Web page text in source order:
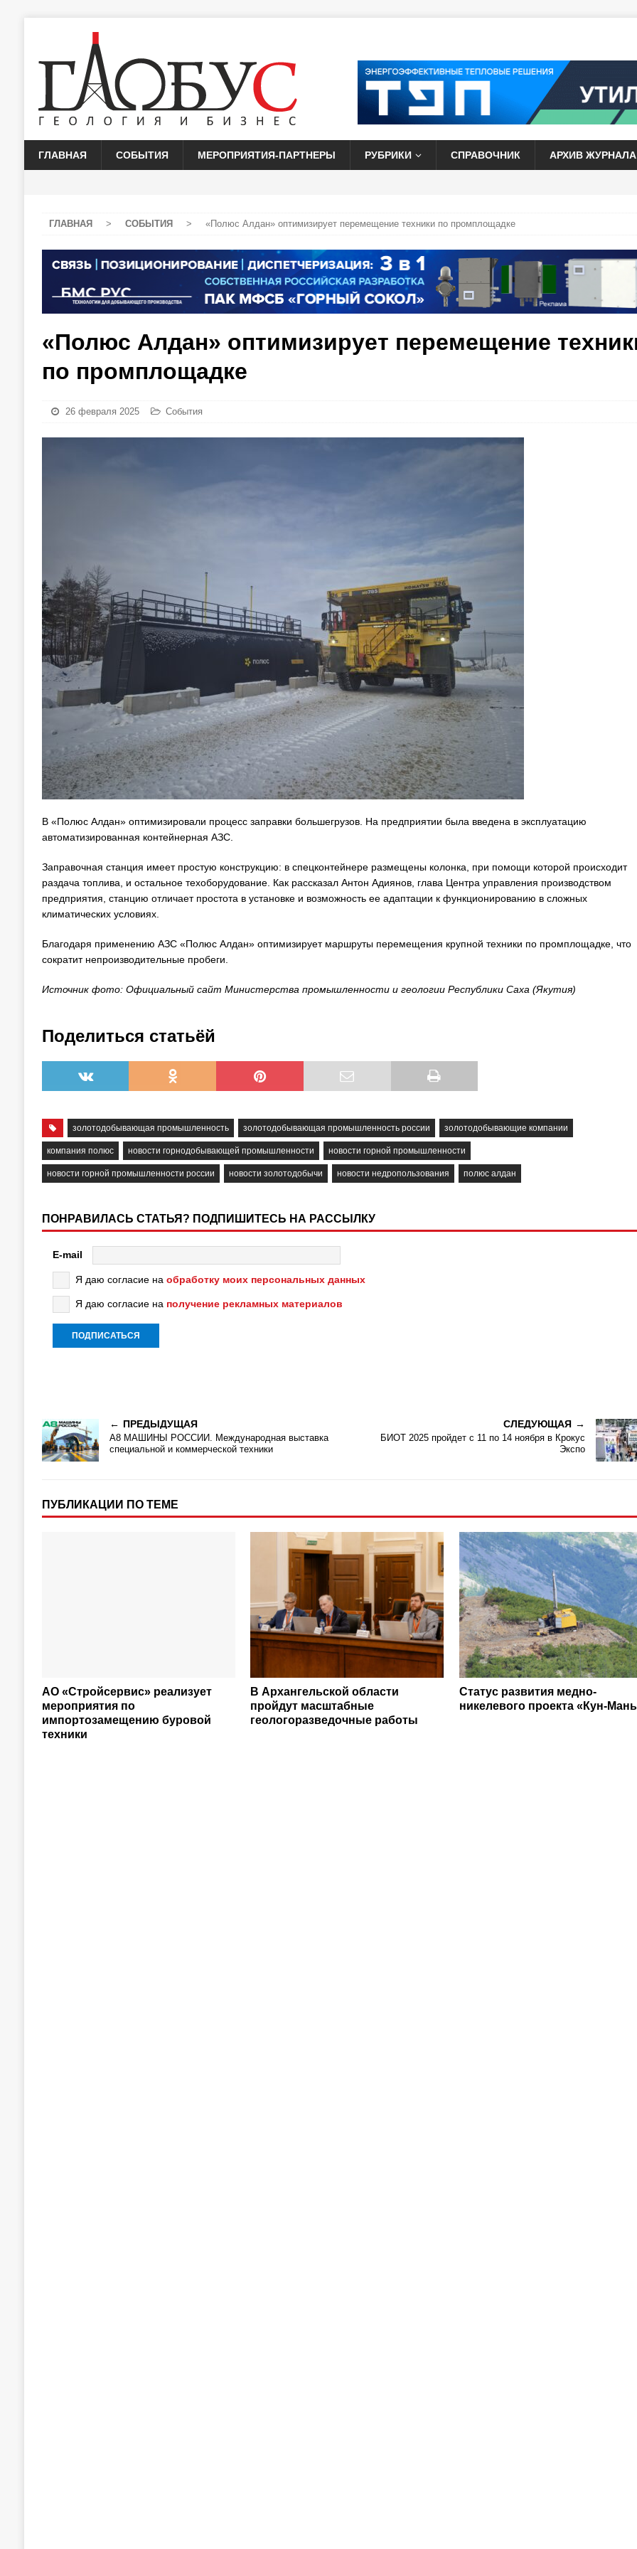
ГЛАВНАЯ СОБЫТИЯ МЕРОПРИЯТИЯ-ПАРТНЕРЫ РУБРИКИ СПРАВОЧНИК АРХИВ ЖУРНАЛА
ГЛАВНАЯ > СОБЫТИЯ > «Полюс Алдан» оптимизирует перемещение техники по промплощадке
«Полюс Алдан» оптимизирует перемещение
по промплощадке
26 февраля 2025 События
В «Полюс Алдан» оптимизировали процесс заправки большегрузов. На предприятии была введена в эксплуатацию
автоматизированная контейнерная АЗС.
Заправочная станция имеет простую конструкцию: в спецконтейнере размещены колонка, при помощи которой происходит
раздача топлива, и остальное техоборудование. Как рассказал Антон Адиянов, глава Центра управления производством
предприятия, станцию отличает простота в установке и возможность ее адаптации к функционированию в сложных
климатических условиях.
Благодаря применению АЗС «Полюс Алдан» оптимизирует маршруты перемещения крупной техники по промплощадке, что
сократит непроизводительные пробеги.
Источник фото: Официальный сайт Министерства промышленности и геологии Республики Саха (Якутия)
Поделиться статьёй
золотодобывающая промышленность золотодобывающая промышленность россии золотодобывающие компании
компания полюс новости горнодобывающей промышленности новости горной промышленности
новости горной промышленности россии новости золотодобычи новости недропользования полюс алдан
ПОНРАВИЛАСЬ СТАТЬЯ? ПОДПИШИТЕСЬ НА РАССЫЛКУ
E-mail
Я даю согласие на обработку моих персональных данных
Я даю согласие на получение рекламных материалов
ПРЕДЫДУЩАЯ
А8 МАШИНЫ РОССИИ. Международная выставка
специальной и коммерческой техники
СЛЕДУЮЩАЯ
БИОТ 2025 пройдет с 11 по 14 ноября в Крокус
Экспо
ПУБЛИКАЦИИ ПО ТЕМЕ
АО «Стройсервис» реализует
мероприятия по
импортозамещению буровой
техники
В Архангельской области
пройдут масштабные
геологоразведочные работы
Статус развития медно-
никелевого проекта «Кун-